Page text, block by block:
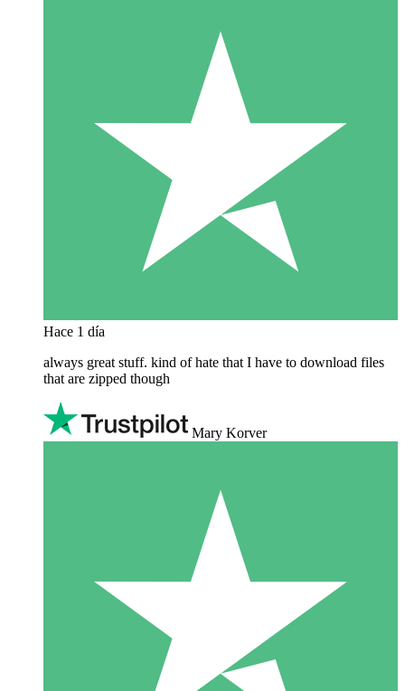
Hace 1 día
always great stuff. kind of hate that I have to download files
that are zipped though
Mary Korver